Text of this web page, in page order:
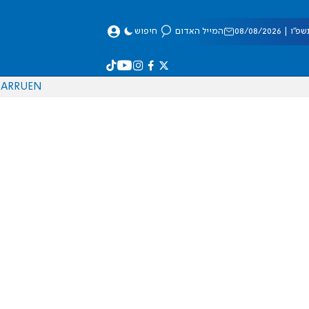
08/2026 המייל האדום חיפוש
EN
RU
AR